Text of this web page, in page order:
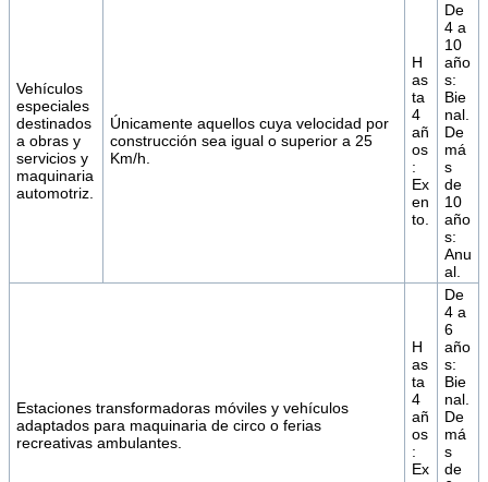
Vehículos
especiales
destinados
a obras y
servicios y
maquinaria
automotriz.
Únicamente aquellos cuya velocidad por
construcción sea igual o superior a 25
Km/h.
H
as
ta
4
añ
os
:
Ex
en
to.
De
4 a
10
año
s:
Bie
nal.
De
má
s
de
10
año
s:
Anu
al.
Estaciones transformadoras móviles y vehículos
adaptados para maquinaria de circo o ferias
recreativas ambulantes.
H
as
ta
4
añ
os
:
Ex
De
4 a
6
año
s:
Bie
nal.
De
má
s
de